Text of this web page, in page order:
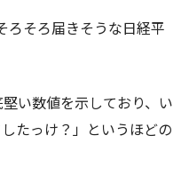
ろそろ届きそうな日経平
い数値を示しており、い
たっけ？」というほどの